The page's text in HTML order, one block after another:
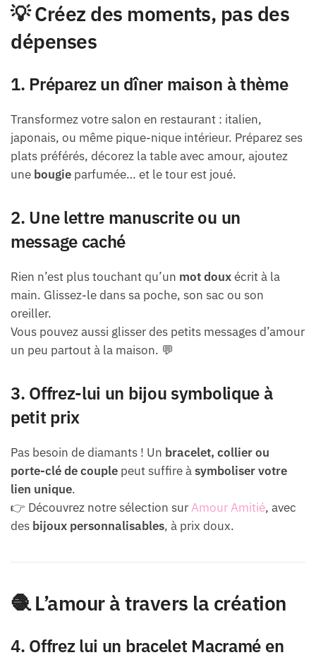
💡 Créez des moments, pas des
dépenses
1. Préparez un dîner maison à thème
Transformez votre salon en restaurant : italien,
japonais, ou même pique-nique intérieur. Préparez ses
plats préférés, décorez la table avec amour, ajoutez
une bougie parfumée… et le tour est joué.
2. Une lettre manuscrite ou un
message caché
Rien n’est plus touchant qu’un mot douxécrit à la
main. Glissez-le dans sa poche, son sac ou son
oreiller.
Vous pouvez aussi glisser des petits messages d’amour
un peu partout à la maison. 💬
3. Offrez-lui un bijou symbolique à
petit prix
Pas besoin de diamants ! Un bracelet, collier ou
porte-clé de couple peut suffire àsymboliser votre
lien unique.
👉 Découvrez notre sélection surAmour Amitié, avec
des bijoux personnalisables, à prix doux.
🧶 L’amour à travers la création
4. Offrez lui un bracelet Macramé en